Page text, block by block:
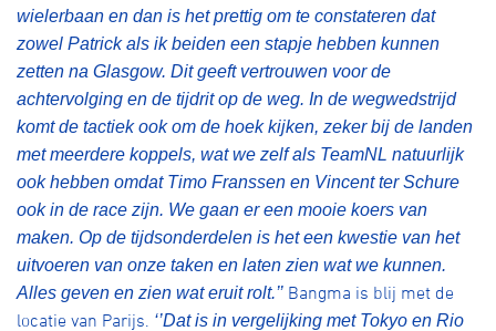
wielerbaan en dan is het prettig om te constateren dat
zowel Patrick als ik beiden een stapje hebben kunnen
zetten na Glasgow. Dit geeft vertrouwen voor de
achtervolging en de tijdrit op de weg. In de wegwedstrijd
komt de tactiek ook om de hoek kijken, zeker bij de landen
met meerdere koppels, wat we zelf als TeamNL natuurlijk
ook hebben omdat Timo Franssen en Vincent ter Schure
ook in de race zijn. We gaan er een mooie koers van
maken. Op de tijdsonderdelen is het een kwestie van het
uitvoeren van onze taken en laten zien wat we kunnen.
Alles geven en zien wat eruit rolt.’’ Bangma is blij met de
locatie van Parijs. ‘’Dat is in vergelijking met Tokyo en Rio